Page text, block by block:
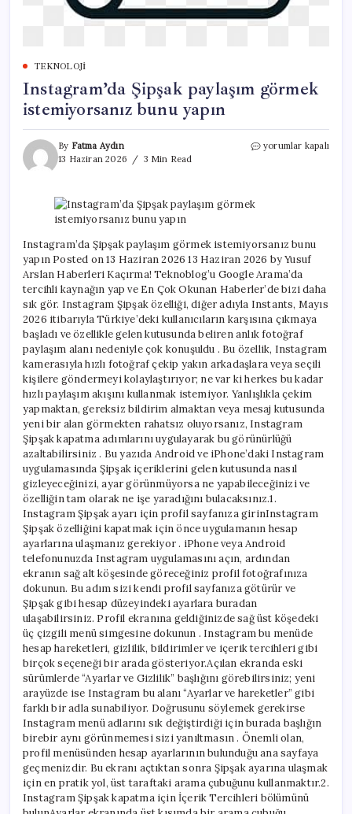
TEKNOLOJI
Instagram’da Şipşak paylaşım görmek
istemiyorsanız bunu yapın
By Fatma Aydın
13 Haziran 2026
3 Min Read
Instagram’da
yorumlar kapalı
Instagram’da Şipşak paylaşım görmek istemiyorsanız bunu
yapın Posted on 13 Haziran 2026 13 Haziran 2026 by Yusuf
Arslan Haberleri Kaçırma! Teknoblog’u Google Arama’da
tercihli kaynağın yap ve En Çok Okunan Haberler’de bizi daha
sık gör. Instagram Şipşak özelliği, diğer adıyla Instants, Mayıs
2026 itibarıyla Türkiye’deki kullanıcıların karşısına çıkmaya
başladı ve özellikle gelen kutusunda beliren anlık fotoğraf
paylaşım alanı nedeniyle çok konuşuldu . Bu özellik, Instagram
kamerasıyla hızlı fotoğraf çekip yakın arkadaşlara veya seçili
kişilere göndermeyi kolaylaştırıyor; ne var ki herkes bu kadar
hızlı paylaşım akışını kullanmak istemiyor. Yanlışlıkla çekim
yapmaktan, gereksiz bildirim almaktan veya mesaj kutusunda
yeni bir alan görmekten rahatsız oluyorsanız, Instagram
Şipşak kapatma adımlarını uygulayarak bu görünürlüğü
azaltabilirsiniz . Bu yazıda Android ve iPhone’daki Instagram
uygulamasında Şipşak içeriklerini gelen kutusunda nasıl
gizleyeceğinizi, ayar görünmüyorsa ne yapabileceğinizi ve
özelliğin tam olarak ne işe yaradığını bulacaksınız.1.
Instagram Şipşak ayarı için profil sayfanıza girinInstagram
Şipşak özelliğini kapatmak için önce uygulamanın hesap
ayarlarına ulaşmanız gerekiyor . iPhone veya Android
telefonunuzda Instagram uygulamasını açın, ardından
ekranın sağ alt köşesinde göreceğiniz profil fotoğrafınıza
dokunun. Bu adım sizi kendi profil sayfanıza götürür ve
Şipşak gibi hesap düzeyindeki ayarlara buradan
ulaşabilirsiniz. Profil ekranına geldiğinizde sağ üst köşedeki
üç çizgili menü simgesine dokunun . Instagram bu menüde
hesap hareketleri, gizlilik, bildirimler ve içerik tercihleri gibi
birçok seçeneği bir arada gösteriyor.Açılan ekranda eski
sürümlerde “Ayarlar ve Gizlilik” başlığını görebilirsiniz; yeni
arayüzde ise Instagram bu alanı “Ayarlar ve hareketler” gibi
farklı bir adla sunabiliyor. Doğrusunu söylemek gerekirse
Instagram menü adlarını sık değiştirdiği için burada başlığın
birebir aynı görünmemesi sizi yanıltmasın . Önemli olan,
profil menüsünden hesap ayarlarının bulunduğu ana sayfaya
geçmenizdir. Bu ekranı açtıktan sonra Şipşak ayarına ulaşmak
için en pratik yol, üst taraftaki arama çubuğunu kullanmaktır.2.
Instagram Şipşak kapatma için İçerik Tercihleri bölümünü